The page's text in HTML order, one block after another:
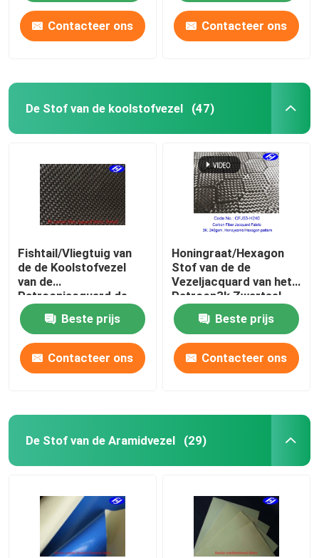
Contacteer ons Contacteer ons
De Stof van de koolstofvezel (47)
Fishtail/Vliegtuig van
de de Koolstofvezel
van de
Patroonjacquard de
Stof 3K voor
LamborghiniBeste prijs
Contacteer ons
Honingraat/Hexagon
Stof van de de
Vezeljacquard van het
Patroon3k Zwartsel
Beste prijs
Contacteer ons
De Stof van de Aramidvezel (29)